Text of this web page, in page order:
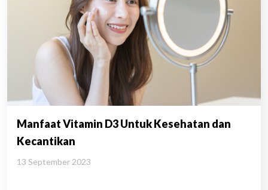
Manfaat Vitamin D3 Untuk Kesehatan dan
Kecantikan
13 September 2023